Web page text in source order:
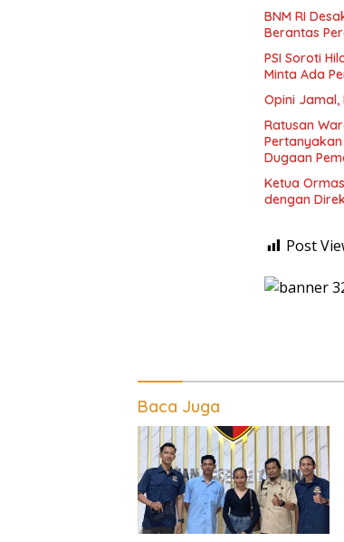
BNM RI
Berantas
PSI Soroti
Minta Ada
Opini Jamal,
Ratusan
Dugaan
Ketua
dengan
Post
Baca Juga